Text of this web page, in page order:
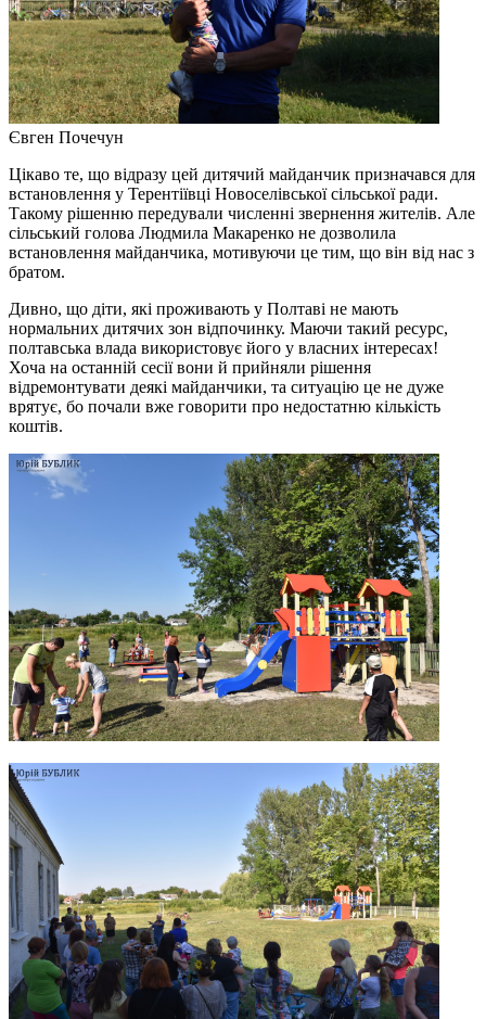
Євген Почечун
Цікаво те, що відразу цей дитячий майданчик призначався для
встановлення у Терентіївці Новоселівської сільської ради.
Такому рішенню передували численні звернення жителів. Але
сільський голова Людмила Макаренко не дозволила
встановлення майданчика, мотивуючи це тим, що він від нас з
братом.
Дивно, що діти, які проживають у Полтаві не мають
нормальних дитячих зон відпочинку. Маючи такий ресурс,
полтавська влада використовує його у власних інтересах!
Хоча на останній сесії вони й прийняли рішення
відремонтувати деякі майданчики, та ситуацію це не дуже
врятує, бо почали вже говорити про недостатню кількість
коштів.